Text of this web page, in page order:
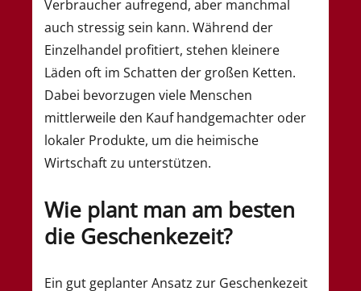
Verbraucher aufregend, aber manchmal
auch stressig sein kann. Während der
Einzelhandel profitiert, stehen kleinere
Läden oft im Schatten der großen Ketten.
Dabei bevorzugen viele Menschen
mittlerweile den Kauf handgemachter oder
lokaler Produkte, um die heimische
Wirtschaft zu unterstützen.
Wie plant man am besten
die Geschenkezeit?
Ein gut geplanter Ansatz zur Geschenkezeit